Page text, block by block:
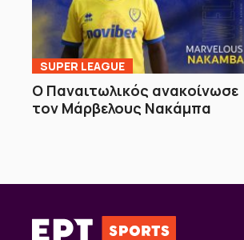
SUPER LEAGUE
Ο Παναιτωλικός ανακοίνωσε
τον Μάρβελους Νακάμπα